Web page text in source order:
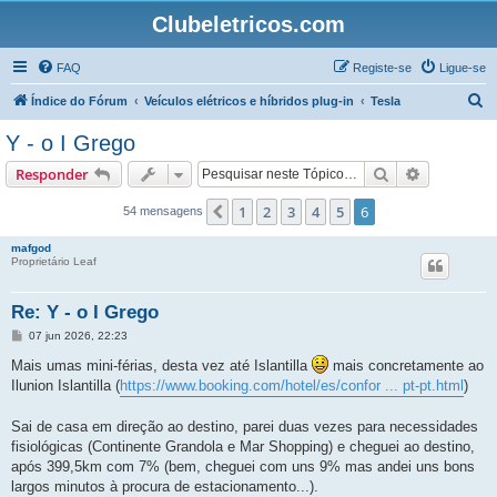
Clubeletricos.com
FAQ Ligue-se
Registe-se
Índice do Fórum Veículos elétricos e híbridos plug-in Tesla
Y - o I Grego
Responder Pesquisar
54 mensagens Anterior
1 2 3 4 5 6
mafgod
Proprietário Leaf
Re: Y - o I Grego
M
n
s
a
m
07 jun 2026, 22:23
Mais umas mini-férias, desta vez até Islantilla
mais concretamente ao
Ilunion Islantilla (https://www.booking.com/hotel/es/confor ... pt-pt.html )
Sai de casa em direção ao destino, parei duas vezes para necessidades
fisiológicas (Continente Grandola e Mar Shopping) e cheguei ao destino,
após 399,5km com 7% (bem, cheguei com uns 9% mas andei uns bons
largos minutos à procura de estacionamento...).